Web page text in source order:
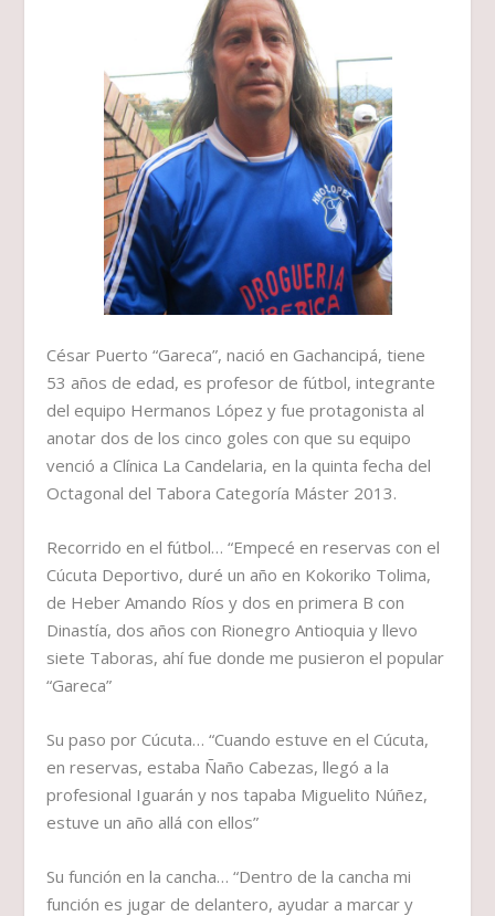
César Puerto “Gareca”, nació en Gachancipá, tiene
53 años de edad, es profesor de fútbol, integrante
del equipo Hermanos López y fue protagonista al
anotar dos de los cinco goles con que su equipo
venció a Clínica La Candelaria, en la quinta fecha del
Octagonal del Tabora Categoría Máster 2013.
Recorrido en el fútbol… “Empecé en reservas con el
Cúcuta Deportivo, duré un año en Kokoriko Tolima,
de Heber Amando Ríos y dos en primera B con
Dinastía, dos años con Rionegro Antioquia y llevo
siete Taboras, ahí fue donde me pusieron el popular
“Gareca”
Su paso por Cúcuta… “Cuando estuve en el Cúcuta,
en reservas, estaba Ñaño Cabezas, llegó a la
profesional Iguarán y nos tapaba Miguelito Núñez,
estuve un año allá con ellos”
Su función en la cancha…“Dentro de la cancha mi
función es jugar de delantero, ayudar a marcar y